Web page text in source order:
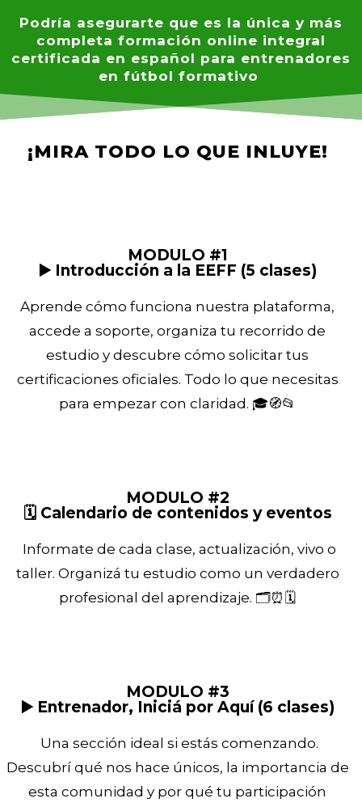
Podría asegurarte que es la única y más
completa formación online integral
certificada en español para entrenadores
en fútbol formativo
¡MIRA TODO LO QUE INLUYE!
MODULO #1
▶️ Introducción a la EEFF (5 clases)
Aprende cómo funciona nuestra plataforma,
accede a soporte, organiza tu recorrido de
estudio y descubre cómo solicitar tus
certificaciones oficiales. Todo lo que necesitas
para empezar con claridad. 🎓🧭📂
MODULO #2
🗓️ Calendario de contenidos y eventos
Informate de cada clase, actualización, vivo o
taller. Organizá tu estudio como un verdadero
profesional del aprendizaje. 🗂️⏰🗓️
MODULO #3
▶️ Entrenador, Iniciá por Aquí (6 clases)
Una sección ideal si estás comenzando.
Descubrí qué nos hace únicos, la importancia de
esta comunidad y por qué tu participación